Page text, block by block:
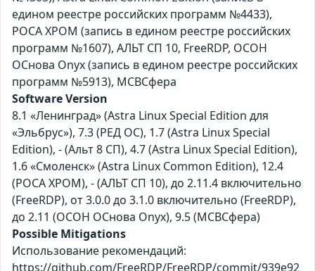
едином реестре российских программ №4433),
РОСА ХРОМ (запись в едином реестре российских
программ №1607), АЛЬТ СП 10, FreeRDP, ОСОН
ОСнова Оnyx (запись в едином реестре российских
программ №5913), МСВСфера
Software Version
8.1 «Ленинград» (Astra Linux Special Edition для
«Эльбрус»), 7.3 (РЕД ОС), 1.7 (Astra Linux Special
Edition), - (Альт 8 СП), 4.7 (Astra Linux Special Edition),
1.6 «Смоленск» (Astra Linux Common Edition), 12.4
(РОСА ХРОМ), - (АЛЬТ СП 10), до 2.11.4 включительно
(FreeRDP), от 3.0.0 до 3.1.0 включительно (FreeRDP),
до 2.11 (ОСОН ОСнова Оnyx), 9.5 (МСВСфера)
Possible Mitigations
Использование рекомендаций:
https://github.com/FreeRDP/FreeRDP/commit/939e92